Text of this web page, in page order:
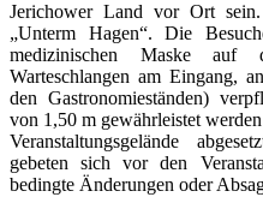
Jerichower Land vor Ort
„Unterm Hagen“. Die
medizinischen Maske auf
Warteschlangen am Eingang,
den Gastronomieständen)
von 1,50 m gewährleistet
Veranstaltungsgelände
gebeten sich vor den
bedingte Änderungen oder